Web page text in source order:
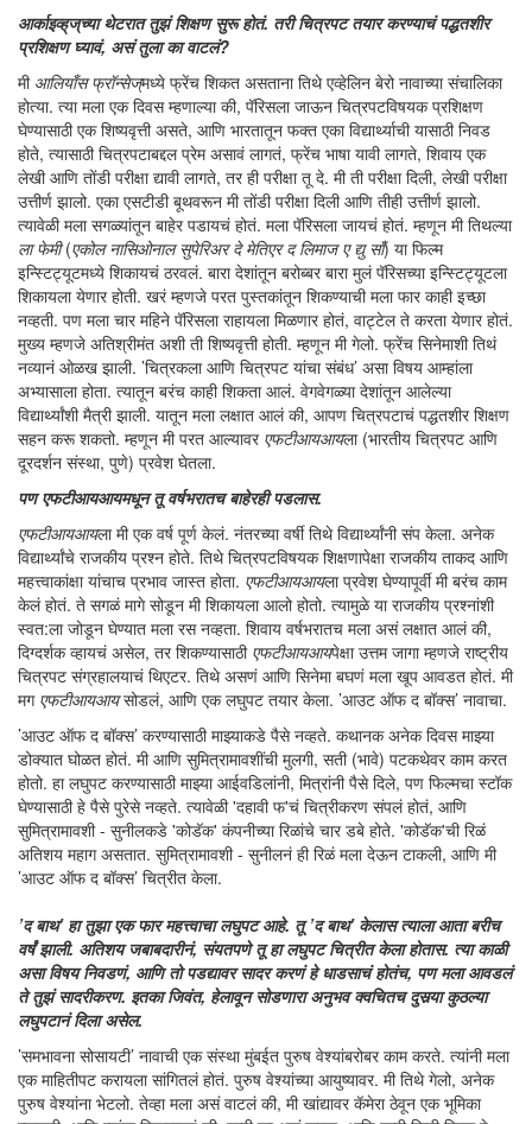
आर्काइव्ह्‌ज्‌च्या थेटरात तुझं शिक्षण सुरू होतं. तरी चित्रपट तयार करण्याचं पद्धतशीर
प्रशिक्षण घ्यावं, असं तुला का वाटलं?
मी आलियाँस फ्रॉन्सेज्‌मध्ये फ्रेंच शिकत असताना तिथे एव्हेलिन बेरो नावाच्या संचालिका
होत्या. त्या मला एक दिवस म्हणाल्या की, पॅरिसला जाऊन चित्रपटविषयक प्रशिक्षण
घेण्यासाठी एक शिष्यवृत्ती असते, आणि भारतातून फक्त एका विद्यार्थ्याची यासाठी निवड
होते, त्यासाठी चित्रपटाबद्दल प्रेम असावं लागतं, फ्रेंच भाषा यावी लागते, शिवाय एक
लेखी आणि तोंडी परीक्षा द्यावी लागते, तर ही परीक्षा तू दे. मी ती परीक्षा दिली, लेखी परीक्षा
उत्तीर्ण झालो. एका एसटीडी बूथवरून मी तोंडी परीक्षा दिली आणि तीही उत्तीर्ण झालो.
त्यावेळी मला सगळ्यांतून बाहेर पडायचं होतं. मला पॅरिसला जायचं होतं. म्हणून मी तिथल्या
ला फेमी(एकोल नासिओनाल सुपेरिअर दे मेतिएर द लिमाज ए द्यु साँ) या फिल्म
इन्स्टिट्यूटमध्ये शिकायचं ठरवलं. बारा देशांतून बरोब्बर बारा मुलं पॅरिसच्या इन्स्टिट्यूटला
शिकायला येणार होती. खरं म्हणजे परत पुस्तकांतून शिकण्याची मला फार काही इच्छा
नव्हती. पण मला चार महिने पॅरिसला राहायला मिळणार होतं, वाट्टेल ते करता येणार होतं.
मुख्य म्हणजे अतिश्रीमंत अशी ती शिष्यवृत्ती होती. म्हणून मी गेलो. फ्रेंच सिनेमाशी तिथं
नव्यानं ओळख झाली. ’चित्रकला आणि चित्रपट यांचा संबंध’ असा विषय आम्हांला
अभ्यासाला होता. त्यातून बरंच काही शिकता आलं. वेगवेगळ्या देशांतून आलेल्या
विद्यार्थ्यांशी मैत्री झाली. यातून मला लक्षात आलं की, आपण चित्रपटाचं पद्धतशीर शिक्षण
सहन करू शकतो. म्हणून मी परत आल्यावर एफटीआयआयला (भारतीय चित्रपट आणि
दूरदर्शन संस्था, पुणे) प्रवेश घेतला.
पणएफटीआयआयमधून तू वर्षभरातच बाहेरही पडलास.
एफटीआयआयला मी एक वर्ष पूर्ण केलं. नंतरच्या वर्षी तिथे विद्यार्थ्यांनी संप केला. अनेक
विद्यार्थ्यांचे राजकीय प्रश्न होते. तिथे चित्रपटविषयक शिक्षणापेक्षा राजकीय ताकद आणि
महत्त्वाकांक्षा यांचाच प्रभाव जास्त होता. एफटीआयआयला प्रवेश घेण्यापूर्वी मी बरंच काम
केलं होतं. ते सगळं मागे सोडून मी शिकायला आलो होतो. त्यामुळे या राजकीय प्रश्नांशी
स्वत:ला जोडून घेण्यात मला रस नव्हता. शिवाय वर्षभरातच मला असं लक्षात आलं की,
दिग्दर्शक व्हायचं असेल, तर शिकण्यासाठी एफटीआयआयपेक्षा उत्तम जागा म्हणजे राष्ट्रीय
चित्रपट संग्रहालयाचं थिएटर. तिथे असणं आणि सिनेमा बघणं मला खूप आवडत होतं. मी
मग एफटीआयआयसोडलं, आणि एक लघुपट तयार केला. ’आउट ऑफ द बॉक्स’ नावाचा.
’आउट ऑफ द बॉक्स’ करण्यासाठी माझ्याकडे पैसे नव्हते. कथानक अनेक दिवस माझ्या
डोक्यात घोळत होतं. मी आणि सुमित्रामावशींची मुलगी, सती (भावे) पटकथेवर काम करत
होतो. हा लघुपट करण्यासाठी माझ्या आईवडिलांनी, मित्रांनी पैसे दिले, पण फिल्मचा स्टॉक
घेण्यासाठी हे पैसे पुरेसे नव्हते. त्यावेळी 'दहावी फ'चं चित्रीकरण संपलं होतं, आणि
सुमित्रामावशी - सुनीलकडे 'कोडॅक' कंपनीच्या रिळांचे चार डबे होते. 'कोडॅक'ची रिळं
अतिशय महाग असतात. सुमित्रामावशी - सुनीलनं ही रिळं मला देऊन टाकली, आणि मी
’आउट ऑफ द बॉक्स’ चित्रीत केला.
’द बाथ’ हा तुझा एक फार महत्त्वाचा लघुपट आहे. तू ’द बाथ’ केलास त्याला आता बरीच
वर्षं झाली. अतिशय जबाबदारीनं, संयतपणे तू हा लघुपट चित्रीत केला होतास. त्या काळी
असा विषय निवडणं, आणि तो पडद्यावर सादर करणं हे धाडसाचं होतंच, पण मला आवडलं
ते तुझं सादरीकरण. इतका जिवंत, हेलावून सोडणारा अनुभव क्वचितच दुसर्‍या कुठल्या
लघुपटानं दिला असेल.
’समभावना सोसायटी’ नावाची एक संस्था मुंबईत पुरुष वेश्यांबरोबर काम करते. त्यांनी मला
एक माहितीपट करायला सांगितलं होतं. पुरुष वेश्यांच्या आयुष्यावर. मी तिथे गेलो, अनेक
पुरुष वेश्यांना भेटलो. तेव्हा मला असं वाटलं की, मी खांद्यावर कॅमेरा ठेवून एक भूमिका